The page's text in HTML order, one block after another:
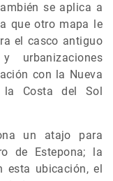
se aplica a
que otro mapa le
el casco antiguo
urbanizaciones
con la Nueva
Costa del Sol
un atajo para
de Estepona; la
esta ubicación, el